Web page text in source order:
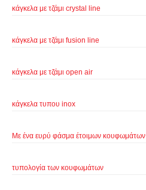
κάγκελα με τζάμι crystal line
κάγκελα με τζάμι fusion line
κάγκελα με τζάμι open air
κάγκελα τυπου inox
Με ένα ευρύ φάσμα έτοιμων κουφωμάτων
τυπολογία των κουφωμάτων